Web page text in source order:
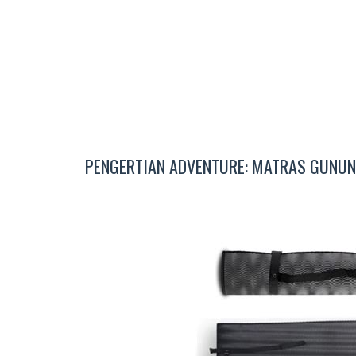
PENGERTIAN ADVENTURE: MATRAS